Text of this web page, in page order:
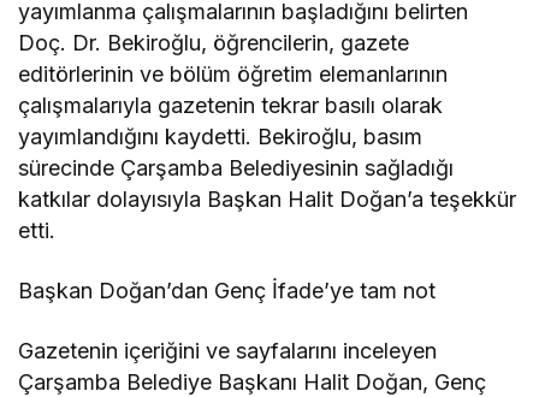
yayımlanma çalışmalarının başladığını belirten
Doç. Dr. Bekiroğlu, öğrencilerin, gazete
editörlerinin ve bölüm öğretim elemanlarının
çalışmalarıyla gazetenin tekrar basılı olarak
yayımlandığını kaydetti. Bekiroğlu, basım
sürecinde Çarşamba Belediyesinin sağladığı
katkılar dolayısıyla Başkan Halit Doğan’a teşekkür
etti.
Başkan Doğan’dan Genç İfade’ye tam not
Gazetenin içeriğini ve sayfalarını inceleyen
Çarşamba Belediye Başkanı Halit Doğan, Genç